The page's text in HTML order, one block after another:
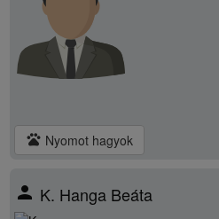
pets Nyomot hagyok
person K. Hanga Beáta